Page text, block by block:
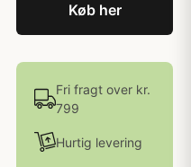
Køb her
Fri fragt over kr.
799
Hurtig levering